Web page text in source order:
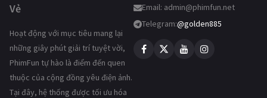
Vẻ
Hoạt động với mục tiêu mang lại
những giây phút giải trí tuyệt vời,
PhimFun tự hào là điểm đến quen
thuộc của cộng đồng yêu điện ảnh.
Tại đây, hệ thống được tối ưu hóa
Email: admin@phimfun.net
Telegram:@golden885